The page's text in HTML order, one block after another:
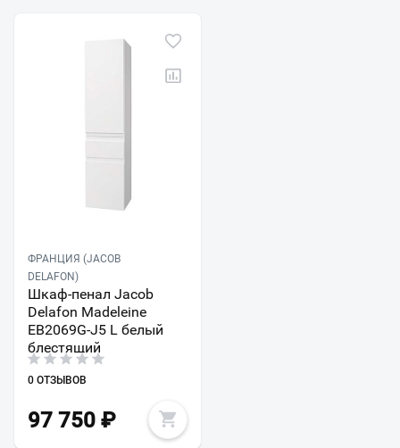
ФРАНЦИЯ (JACOB
DELAFON)
Шкаф-пенал Jacob
Delafon Madeleine
EB2069G-J5 L белый
блестящий
0 ОТЗЫВОВ
97 750 ₽